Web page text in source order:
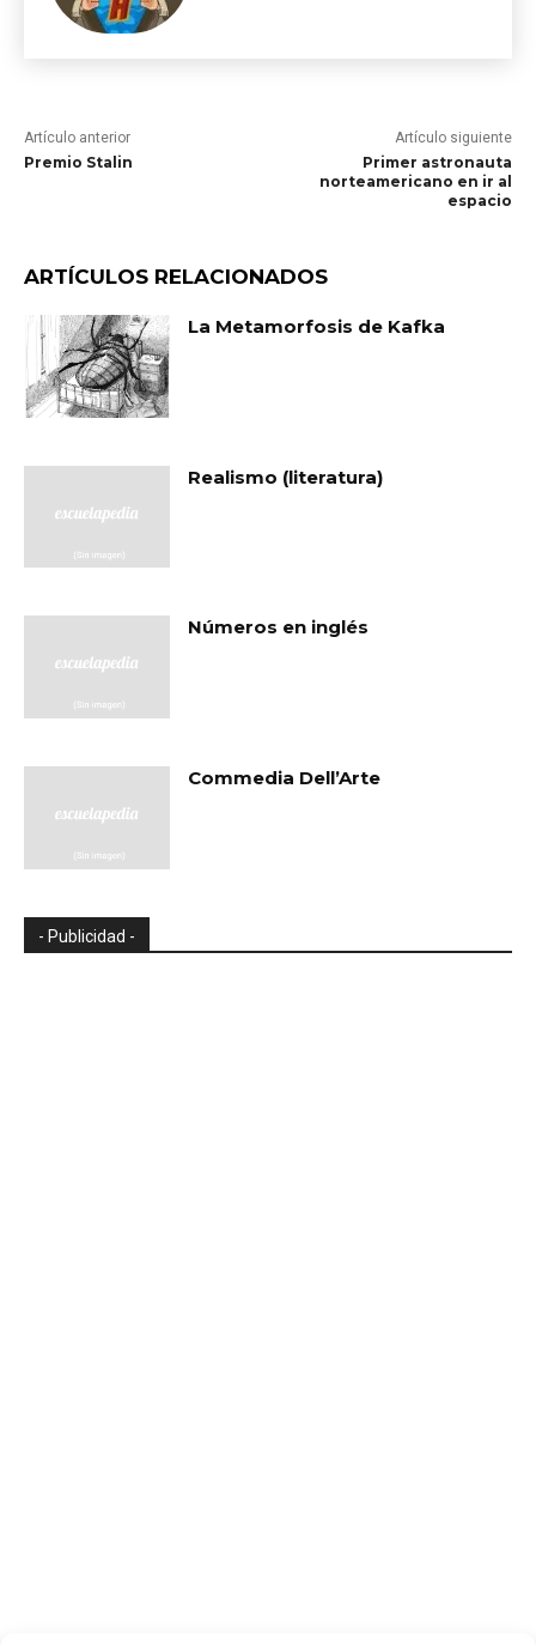
Artículo anterior
Premio Stalin
Artículo siguiente
Primer astronauta
norteamericano en ir al
espacio
ARTÍCULOS RELACIONADOS
La Metamorfosis de Kafka
Realismo (literatura)
Números en inglés
Commedia Dell’Arte
- Publicidad -